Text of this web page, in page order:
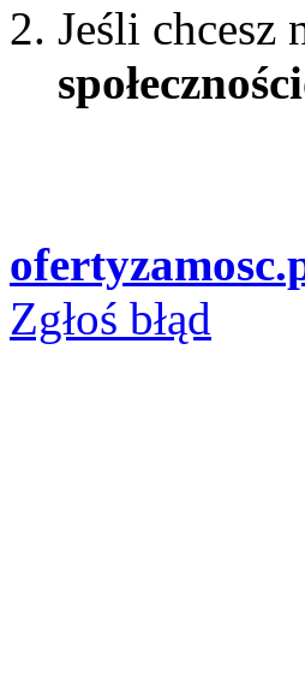
Jeśli chcesz
Zgłoś błąd